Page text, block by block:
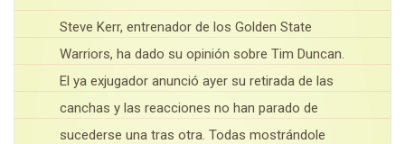
Steve Kerr, entrenador de los Golden State
Warriors, ha dado su opinión sobre Tim Duncan.
El ya exjugador anunció ayer su retirada de las
canchas y las reacciones no han parado de
sucederse una tras otra. Todas mostrándole